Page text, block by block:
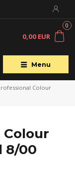
Menu
0
0,00 EUR
Colour
Colour
8/00